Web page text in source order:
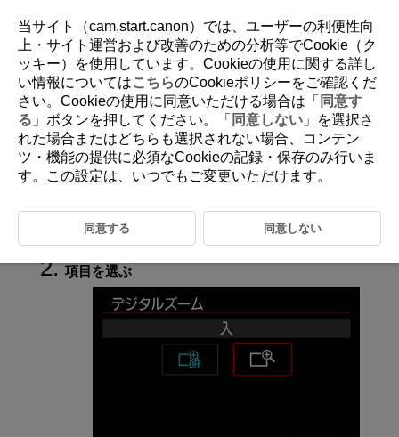
D388-066
デジタルズーム
記録サイズが［ ］／［
］（NTSC）、または［
］（PAL）のときに、デジタルズームで約1～10倍の望遠撮影がで
［ ：デジタルズーム ］を選ぶ（
）
項目を選ぶ
当サイト（cam.start.canon）では、ユーザーの利便性向
上・サイト運営および改善のための分析等でCookie（ク
ッキー）を使用しています。Cookieの使用に関する詳し
い情報についてはこちらのCookieポリシーをご確認くだ
さい。Cookieの使用に同意いただける場合は「 同意す
る 」ボタンを押してください。「 同意しない 」を選択さ
れた場合またはどちらも選択されない場合、コンテン
ツ・機能の提供に必須なCookieの記録・保存のみ行いま
す。この設定は、いつでもご変更いただけます。
同意する 同意しない